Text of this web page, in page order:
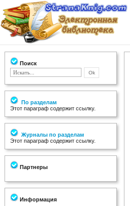
Поиск
По разделам
Этот параграф содержит ссылку.
Журналы по разделам
Этот параграф содержит ссылку.
Партнеры
Информация